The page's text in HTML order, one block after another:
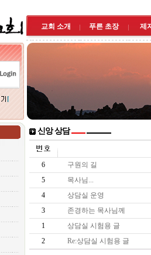
교회 소개 푸른 초장 제
신앙 상담
6
구원의 길
5
목사님...
4
상담실 운영
3
존경하는 목사님께
1
상담실 시험용 글
2
Re:상담실 시험용 글